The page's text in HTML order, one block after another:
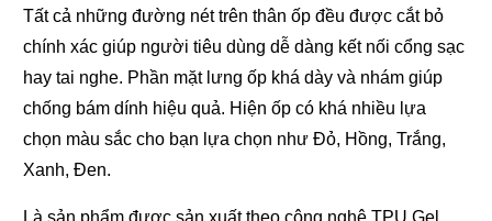
Tất cả những đường nét trên thân ốp đều được cắt bỏ
chính xác giúp người tiêu dùng dễ dàng kết nối cổng sạc
hay tai nghe. Phần mặt lưng ốp khá dày và nhám giúp
chống bám dính hiệu quả. Hiện ốp có khá nhiều lựa
chọn màu sắc cho bạn lựa chọn như Đỏ, Hồng, Trắng,
Xanh, Đen.